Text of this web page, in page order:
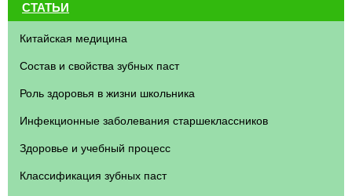
СТАТЬИ
Китайская медицина
Состав и свойства зубных паст
Роль здоровья в жизни школьника
Инфекционные заболевания старшеклассников
Здоровье и учебный процесс
Классификация зубных паст